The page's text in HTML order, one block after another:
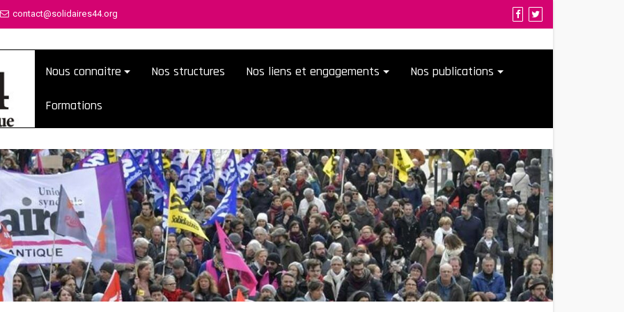
contact@solidaires44.org
Nous connaitre Nos structures Nos liens et engagements Nos publications
Formations